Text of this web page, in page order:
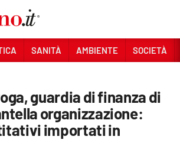
SANITÀ AMBIENTE SOCIETÀ
guardia di finanza di
organizzazione:
importati in